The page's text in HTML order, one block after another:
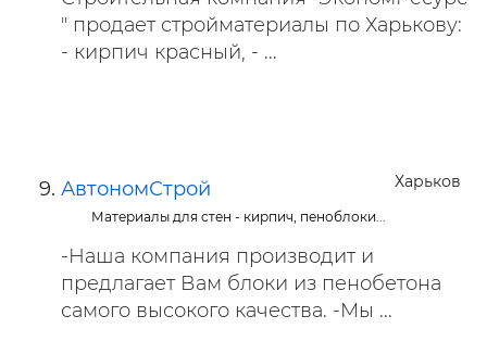
" продает стройматериалы по Харькову:
- кирпич красный, - ...
Харьков
АвтономСтрой
Материалы для стен - кирпич, пеноблоки...
-Наша компания производит и
предлагает Вам блоки из пенобетона
самого высокого качества. -Мы ...